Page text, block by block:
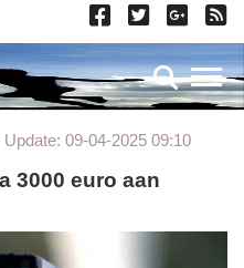
Update: 09-04-2025 09:10